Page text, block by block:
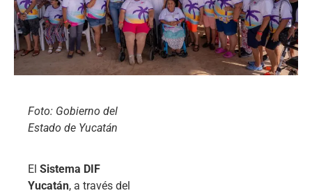
Foto: Gobierno del
Estado de Yucatán
El Sistema DIF
Yucatán, a través del